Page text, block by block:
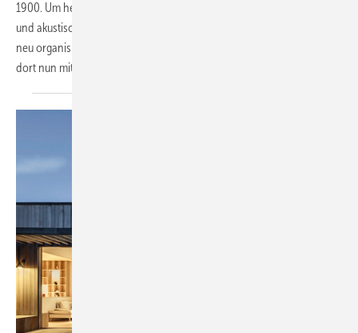
1900. Um heutigen Anforderungen an flexible Nutzung, Transparenz
und akustische Qualität gerecht zu werden, wurde das Obergeschoss
neu organisiert. Gläserne Trennwandsysteme von Solarlux erlauben
dort nun mit wenigen Handgriffen eine variable